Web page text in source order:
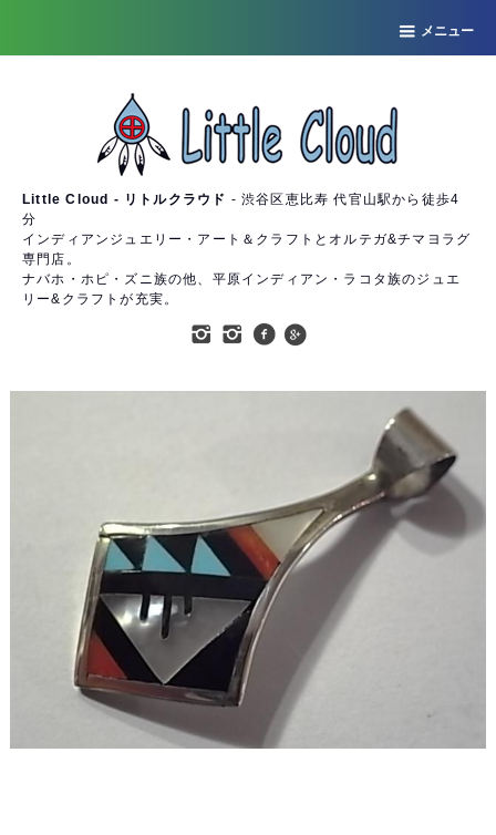
メニュー
Little Cloud - リトルクラウド - 渋谷区恵比寿 代官山駅から徒歩4
分
インディアンジュエリー・アート＆クラフトとオルテガ&チマヨラグ
専門店。
ナバホ・ホピ・ズニ族の他、平原インディアン・ラコタ族のジュエ
リー&クラフトが充実。